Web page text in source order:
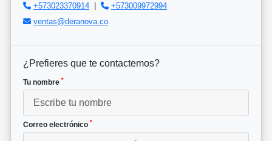
+573023370914 |
+573009972994
ventas@deranova.co
¿Prefieres que te contactemos?
Tu nombre *
Correo electrónico *